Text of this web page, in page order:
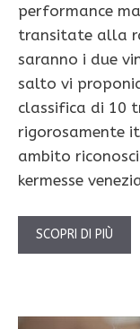
performance
transitate alla
saranno i due
salto vi
classifica di 10
rigorosamente
ambito
kermesse
SCOPRI DI PIÙ